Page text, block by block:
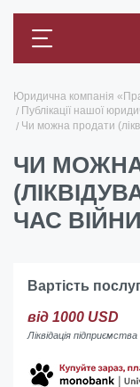
Юридична компанія
Публікації нашої
Чи можна продати
ЧИ
ЧАС
Вартість
вiд 1000 USD
Ліквідація підприємства